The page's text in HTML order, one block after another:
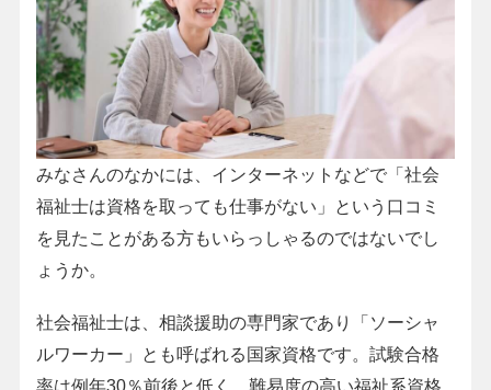
みなさんのなかには、インターネットなどで「社会
福祉士は資格を取っても仕事がない」という口コミ
を見たことがある方もいらっしゃるのではないでし
ょうか。
社会福祉士は、相談援助の専門家であり「ソーシャ
ルワーカー」とも呼ばれる国家資格です。試験合格
率は例年30％前後と低く、難易度の高い福祉系資格